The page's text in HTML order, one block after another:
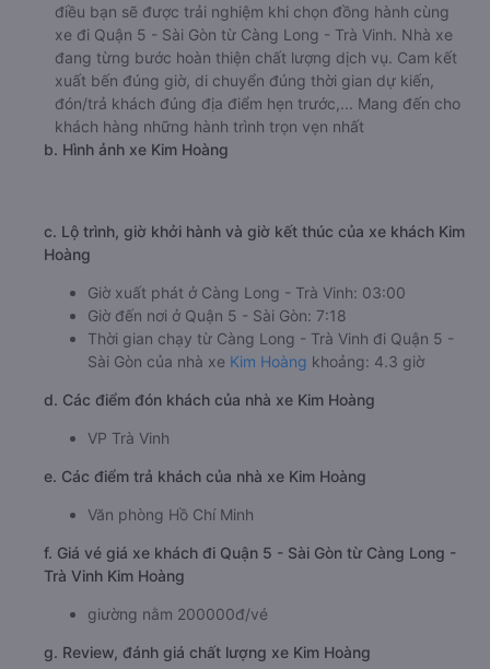
điều bạn sẽ được trải nghiệm khi chọn đồng hành cùng
xe đi Quận 5 - Sài Gòn từ Càng Long - Trà Vinh. Nhà xe
đang từng bước hoàn thiện chất lượng dịch vụ. Cam kết
xuất bến đúng giờ, di chuyển đúng thời gian dự kiến,
đón/trả khách đúng địa điểm hẹn trước,... Mang đến cho
khách hàng những hành trình trọn vẹn nhất
b. Hình ảnh xe Kim Hoàng
c. Lộ trình, giờ khởi hành và giờ kết thúc của xe khách Kim
Hoàng
Giờ xuất phát ở Càng Long - Trà Vinh: 03:00
Thời gian chạy từ Càng Long - Trà Vinh đi Quận 5 -